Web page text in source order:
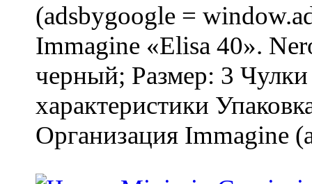
(adsbygoogle =
Immagine «Elisa 40».
черный; Размер: 3
характеристики
Организация Immagine